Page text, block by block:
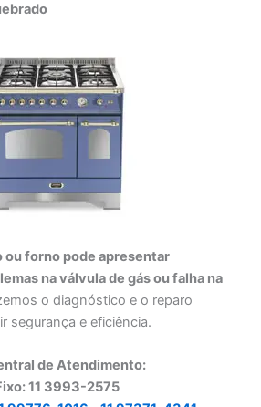
ou forno pode apresentar
na válvula de gás ou falha na
o diagnóstico e o reparo
segurança e eficiência.
de Atendimento:
11 3993-2575